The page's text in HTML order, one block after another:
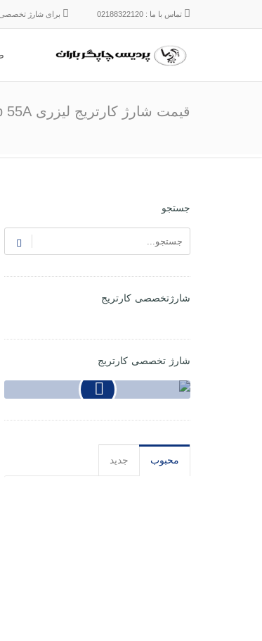
تماس با ما : 02188322120 برای شارژ تخصصی
قیمت شارژ کارتریج لیزری hp 55A
جستجو
شارژتخصصی کارتریج
شارژ تخصصی کارتریج
محبوب جدید